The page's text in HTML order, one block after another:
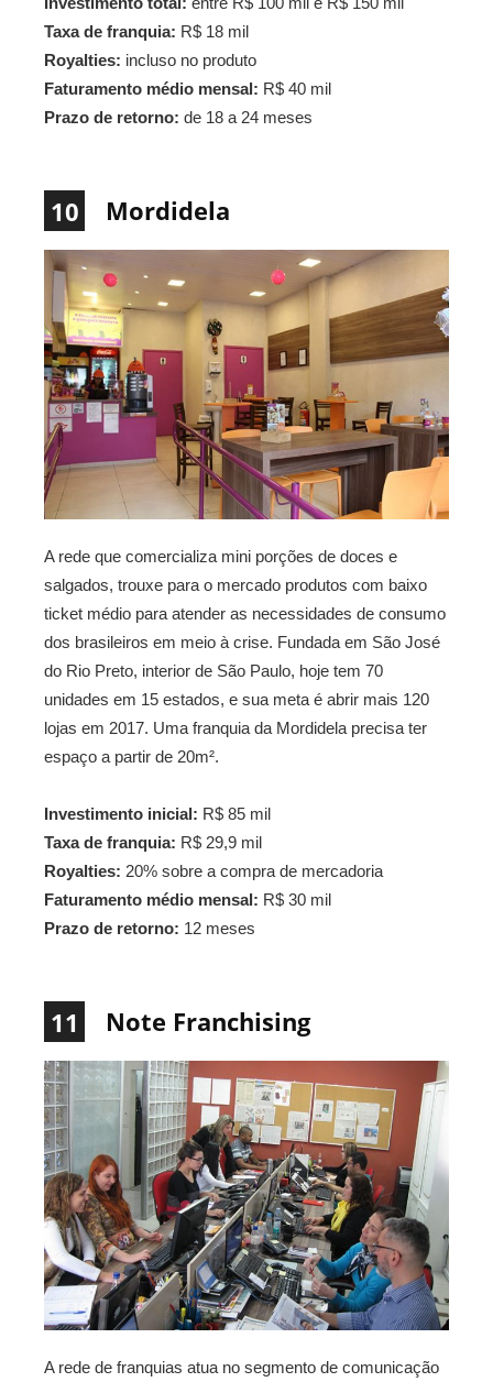
Taxa de franquia: R$ 18 mil
Royalties: incluso no produto
Faturamento médio mensal: R$ 40 mil
Prazo de retorno: de 18 a 24 meses
10 Mordidela
A rede que comercializa mini porções de doces e
salgados, trouxe para o mercado produtos com baixo
ticket médio para atender as necessidades de consumo
dos brasileiros em meio à crise. Fundada em São José
do Rio Preto, interior de São Paulo, hoje tem 70
unidades em 15 estados, e sua meta é abrir mais 120
lojas em 2017. Uma franquia da Mordidela precisa ter
espaço a partir de 20m².
Investimento inicial: R$ 85 mil
Taxa de franquia: R$ 29,9 mil
Royalties: 20% sobre a compra de mercadoria
Faturamento médio mensal: R$ 30 mil
Prazo de retorno: 12 meses
11 Note Franchising
A rede de franquias atua no segmento de comunicação